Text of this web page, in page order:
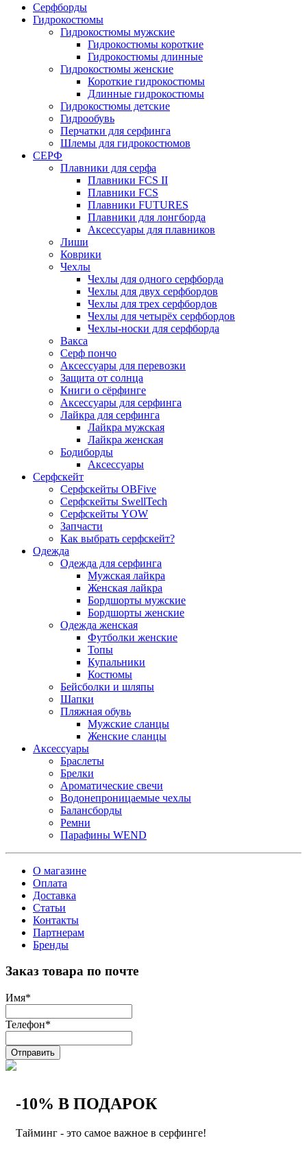
Серфборды
Гидрокостюмы
Гидрокостюмы мужские
Гидрокостюмы короткие
Гидрокостюмы длинные
Гидрокостюмы женские
Короткие гидрокостюмы
Длинные гидрокостюмы
Гидрокостюмы детские
Гидрообувь
Перчатки для серфинга
Шлемы для гидрокостюмов
СЕРФ
Плавники для серфа
Плавники FCS II
Плавники FCS
Плавники FUTURES
Плавники для лонгборда
Аксессуары для плавников
Лиши
Коврики
Чехлы
Чехлы для одного серфборда
Чехлы для двух серфбордов
Чехлы для трех серфбордов
Чехлы для четырёх серфбордов
Чехлы-носки для серфборда
Вакса
Серф пончо
Аксессуары для перевозки
Защита от солнца
Книги о сёрфинге
Аксессуары для серфинга
Лайкра для серфинга
Лайкра мужская
Лайкра женская
Бодиборды
Аксессуары
Серфскейт
Серфскейты OBFive
Серфскейты SwellTech
Серфскейты YOW
Запчасти
Как выбрать серфскейт?
Одежда
Одежда для серфинга
Мужская лайкра
Женская лайкра
Бордшорты мужские
Бордшорты женские
Одежда женская
Футболки женские
Топы
Купальники
Костюмы
Бейсболки и шляпы
Шапки
Пляжная обувь
Мужские сланцы
Женские сланцы
Аксессуары
Браслеты
Брелки
Ароматические свечи
Водонепроницаемые чехлы
Балансборды
Ремни
Парафины WEND
О магазине
Оплата
Доставка
Статьи
Контакты
Партнерам
Бренды
Заказ товара по почте
Имя*
Телефон*
Отправить
-10% В ПОДАРОК
Тайминг - это самое важное в серфинге!